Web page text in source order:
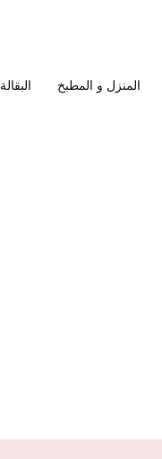
المنزل و المطبخ البقالة